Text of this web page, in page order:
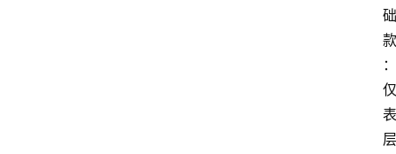
础
款
：
仅
表
层